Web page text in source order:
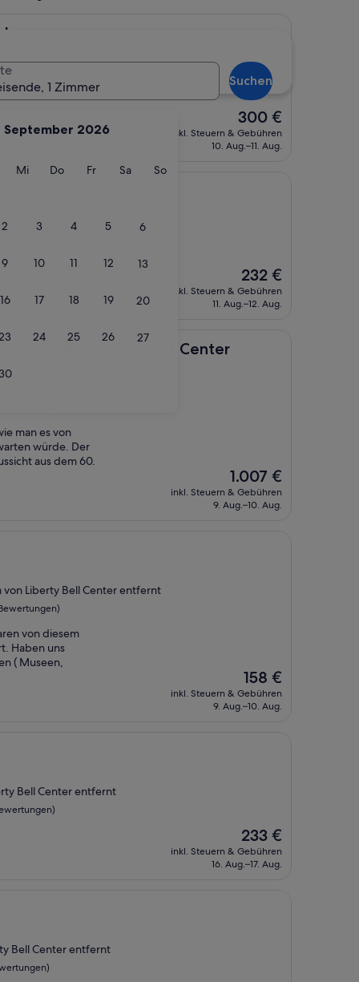
September 2026
MiMittwoch
DoDonnerstag
FrFreitag
SaSamstag
SoSonntag
2 3 4 5 6
9 10 11 12 13
16 17 18 19 20
24 25 26 27
1 Zimmer
Suchen
Bell Center entfernt
Der
Preis
beträgt
300 €
inkl. Steuern & Gebühren
10. Aug.–11. Aug.
Der
Preis
beträgt
232 €
inkl. Steuern & Gebühren
11. Aug.–12. Aug.
at Comcast Center
at Comcast Center
man es von
würde. Der
aus dem 60.
Der
Preis
beträgt
1.007 €
inkl. Steuern & Gebühren
9. Aug.–10. Aug.
von Liberty Bell Center entfernt
von diesem
Haben uns
( Museen,
Der
Preis
beträgt
158 €
inkl. Steuern & Gebühren
9. Aug.–10. Aug.
Bell Center entfernt
Der
Preis
beträgt
233 €
inkl. Steuern & Gebühren
16. Aug.–17. Aug.
Bell Center entfernt